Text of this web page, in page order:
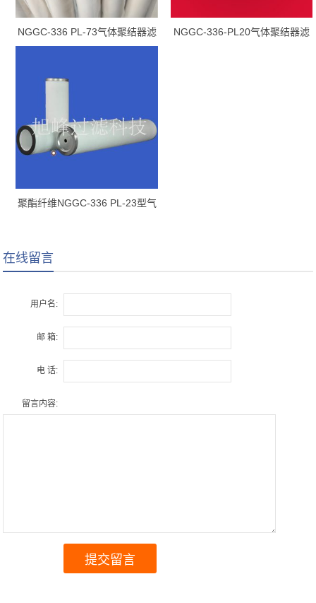
NGGC-336 PL-73气体聚结器滤
芯
NGGC-336-PL20气体聚结器滤
聚酯纤维NGGC-336 PL-23型气
在线留言
用户名:
邮 箱:
电 话:
留言内容: